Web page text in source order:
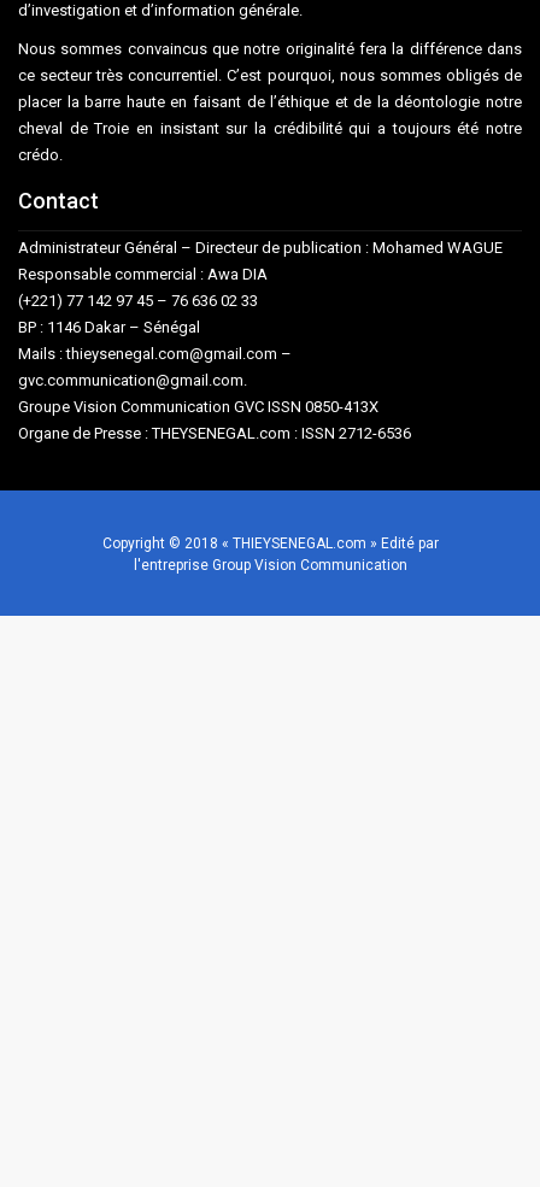
d’investigation et d’information générale.
Nous sommes convaincus que notre originalité fera la différence dans
ce secteur très concurrentiel. C’est pourquoi, nous sommes obligés de
placer la barre haute en faisant de l’éthique et de la déontologie notre
cheval de Troie en insistant sur la crédibilité qui a toujours été notre
crédo.
Contact
Administrateur Général – Directeur de publication : Mohamed WAGUE
Responsable commercial : Awa DIA
(+221) 77 142 97 45 – 76 636 02 33
BP : 1146 Dakar – Sénégal
Mails : thieysenegal.com@gmail.com –
gvc.communication@gmail.com.
Groupe Vision Communication GVC ISSN 0850-413X
Organe de Presse : THEYSENEGAL.com : ISSN 2712-6536
Copyright © 2018 « THIEYSENEGAL.com » Edité par
l'entreprise Group Vision Communication